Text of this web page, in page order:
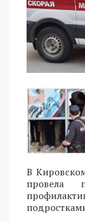
В
провела